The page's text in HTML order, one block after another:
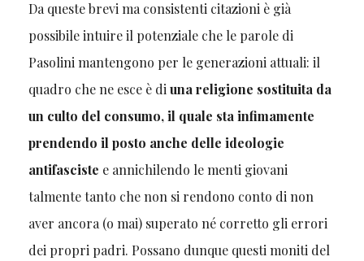
Da queste brevi ma consistenti citazioni è già
possibile intuire il potenziale che le parole di
Pasolini mantengono per le generazioni attuali: il
quadro che ne esce è diuna religione sostituita da
un culto del consumo, il quale sta infimamente
prendendo il posto anche delle ideologie
antifasciste e annichilendo le menti giovani
talmente tanto che non si rendono conto di non
aver ancora (o mai) superato né corretto gli errori
dei propri padri. Possano dunque questi moniti del